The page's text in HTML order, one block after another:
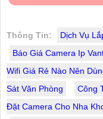
Thông Tin:
Dịch Vụ
Báo Giá Camera Ip
Wifi Giá Rẻ Nào Nên
Sát Văn Phòng
Công
Đặt Camera Cho Nha